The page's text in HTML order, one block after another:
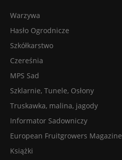
Warzywa
Hasło Ogrodnicze
Szkółkarstwo
Czereśnia
MPS Sad
Szklarnie, Tunele, Osłony
Truskawka, malina, jagody
Informator Sadowniczy
European Fruitgrowers Magazine
Książki